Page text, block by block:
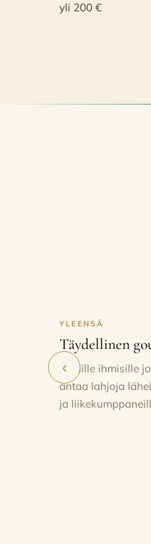
yli 200 €
‹
YLEENSÄ
Täydellinen
Monille ihmisille
antaa lahjoja
ja